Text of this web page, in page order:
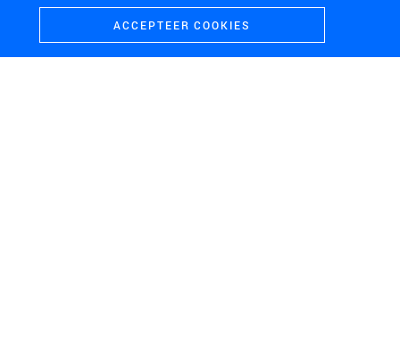
ZUID-HOLLAND
ACCEPTEER COOKIES